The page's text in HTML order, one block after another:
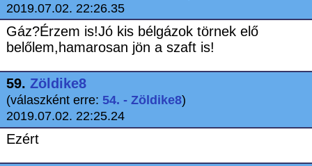
2019.07.02. 22:26.35
Gáz?Érzem is!Jó kis bélgázok törnek elő
belőlem,hamarosan jön a szaft is!
59. Zöldike8
(válaszként erre: 54. - Zöldike8)
2019.07.02. 22:25.24
Ezért